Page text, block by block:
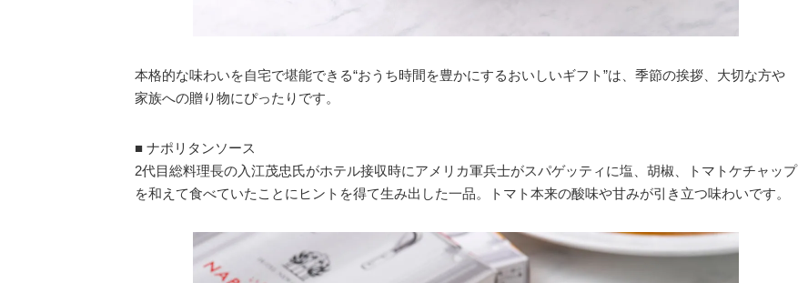
本格的な味わいを自宅で堪能できる“おうち時間を豊かにするおいしいギフト”は、季節の挨拶、大切な方や
家族への贈り物にぴったりです。
■ ナポリタンソース
2代目総料理長の入江茂忠氏がホテル接収時にアメリカ軍兵士がスパゲッティに塩、胡椒、トマトケチャップ
を和えて食べていたことにヒントを得て生み出した一品。トマト本来の酸味や甘みが引き立つ味わいです。